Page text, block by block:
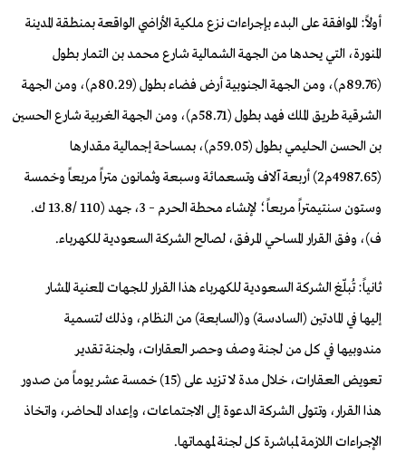
أولاً: الموافقة على البدءبإجراءات نزع ملكية الأراضي الواقعة بمنطقة المدينة
المنورة، التي يحدها من الجهة الشمالية شارع محمد بن التمار بطول
(89.76م)، ومن
الجهة الجنوبية أرض فضاء بطول (80.29م)، ومن الجهة
الشرقية طريق
الملك فهد بطول (58.71م)، ومن الجهة الغربية شارع الحسين
بن
الحسن الحليمي بطول (59.05م)، بمساحة إجمالية مقدارها
(4987.65م2) أربعة
آلاف وتسعمائة وسبعة وثمانون متراً مربعاً وخمسة
وستون سنتيمتراً مربعاً
؛ لإنشاء محطة الحرم – 3، جهد (110 /13.8 ك.
ف)، وفق القرار المساحي المرفق، لصالح الشركة السعودية للكهرباء.
ثانياً: تُبلّغ الشركة السعودية للكهرباء هذا القرار للجهات المعنية المشار
إليها في المادتين (السادسة) و(السابعة) من النظام، وذلك لتسمية
مندوبيها في كل من لجنة وصف وحصر العقارات، ولجنة تقدير
تعويض العقارات، خلال مدة لا تزيد على (15) خمسة عشر يوما
ً من صدور
هذا القرار، وتتولى الشركة الدعوة إلى الاجتماعات، وإعداد المحاضر، واتخاذ
الإجراءات اللازمة لمباشرة كل لجنة لمهماتها.